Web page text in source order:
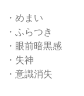
・めまい
・ふらつき
・眼前暗黒感
・失神
・意識消失